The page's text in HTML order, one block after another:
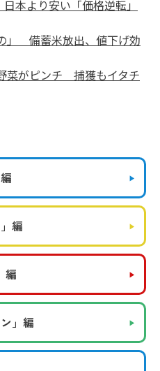
本より安い「価格逆転」
」 備蓄米放出、値下げ効
菜がピンチ 捕獲もイタチ
編
編
」編